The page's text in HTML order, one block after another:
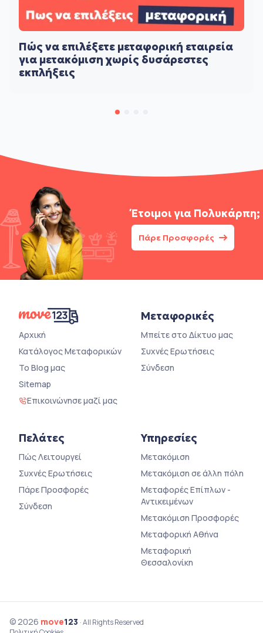
Πώς να επιλέξετε μεταφορική εταιρεία
για μετακόμιση χωρίς δυσάρεστες
εκπλήξεις
Έτοιμοι για Πολυκάρπη;
Πάρε Προσφορές
Αρχική
Κατάλογος Μεταφορικών
Το Blog μας
Sitemap
Επικοινώνησε μαζί μας
Μεταφορικές
Μπείτε στο Δίκτυο μας
Συχνές Ερωτήσεις
Σύνδεση
Πελάτες
Πώς Λειτουργεί
Συχνές Ερωτήσεις
Πάρε Προσφορές
Σύνδεση
Υπηρεσίες
Μετακόμιση
Μετακόμιση σε άλλη πόλη
Μεταφορές Επίπλων -
Αντικειμένων
Μετακόμιση Προσφορές
Μεταφορική Αθήνα
Μεταφορική
Θεσσαλονίκη
© 2026 move123 · All Rights Reserved